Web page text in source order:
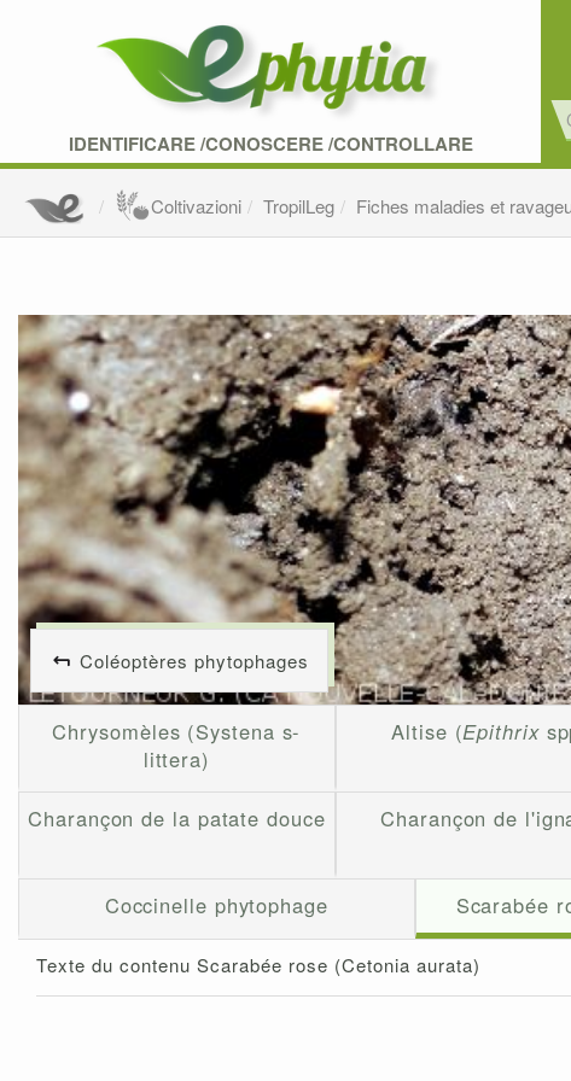
IDENTIFICARE /CONOSCERE /CONTROLLARE
Coltivazioni TropilLeg Fiches maladies et
Coléoptères phytophages
Chrysomèles (Systena s-
littera)
Altise (Epithrix
Charançon de la patate douce Charançon de
Coccinelle phytophage Scarabée
Texte du contenu Scarabée rose (Cetonia aurata)